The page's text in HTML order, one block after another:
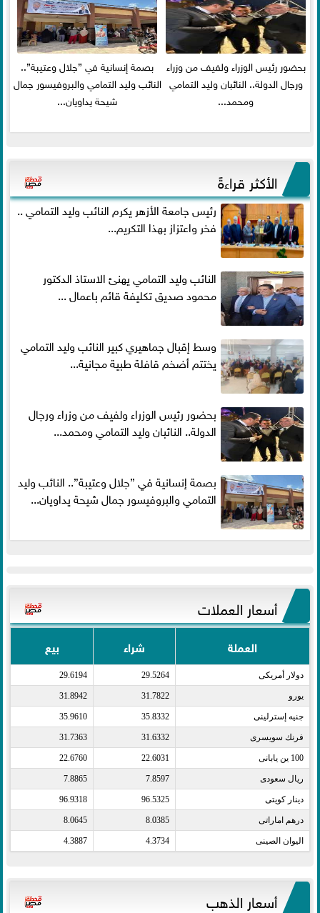
بحضور رئيس الوزراء ولفيف من وزراء
ورجال الدولة.. النائبان وليد التمامي
ومحمد...
بصمة إنسانية في ”جلال وعتيبة”..
النائب وليد التمامي والبروفيسور جمال
شيحة يداويان...
الأكثر قراءةً
رئيس جامعة الأزهر يكرم النائب وليد التمامي ..
فخر واعتزاز بهذا التكريم...
النائب وليد التمامي يهنئ الاستاذ الدكتور
محمود صديق تكليفة قائم باعمال ...
وسط إقبال جماهيري كبير النائب وليد التمامي
يختتم أضخم قافلة طبية مجانية...
بحضور رئيس الوزراء ولفيف من وزراء ورجال
الدولة.. النائبان وليد التمامي ومحمد...
بصمة إنسانية في ”جلال وعتيبة”.. النائب وليد
التمامي والبروفيسور جمال شيحة يداويان...
أسعار العملات
العملة شراء بيع
دولار أمريكى​ 29.5264
29.6194
يورو​ 31.7822
31.8942
جنيه إسترلينى​ 35.8332
35.9610
فرنك سويسرى​ 31.6332
31.7363
100 ين يابانى​ 22.6031
22.6760
ريال سعودى​ 7.8597
7.8865
دينار كويتى​ 96.5325
96.9318
درهم اماراتى​ 8.0385
8.0645
اليوان الصينى​ 4.3734
4.3887
أسعار الذهب